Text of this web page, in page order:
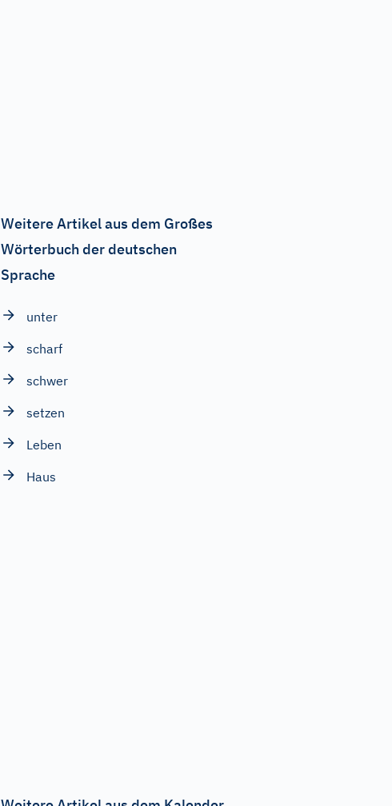
Weitere Artikel aus dem Großes
Wörterbuch der deutschen
Sprache
unter
scharf
schwer
setzen
Leben
Haus